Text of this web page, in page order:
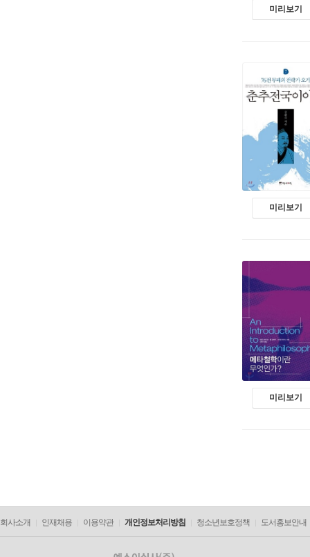
미리보기
미리보기
미리보기
회사소개 인재채용 이용약관 개인정보처리방침 청소년보호정책 도서홍보안내